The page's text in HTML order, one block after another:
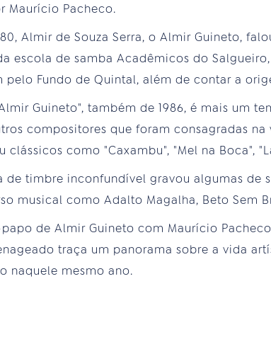
Maurício Pacheco.
Almir de Souza Serra, o Almir Guineto,
escola de samba Acadêmicos do
pelo Fundo de Quintal, além de contar a
Guineto", também de 1986, é mais um
compositores que foram consagradas na
como "Caxambu", "Mel na Boca",
de timbre inconfundível gravou algumas de
musical como Adalto Magalha, Beto Sem
de Almir Guineto com Maurício
traça um panorama sobre a vida
naquele mesmo ano.